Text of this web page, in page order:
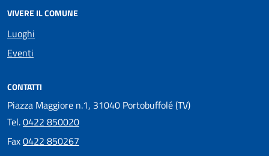
VIVERE IL COMUNE
Luoghi
Eventi
CONTATTI
Piazza Maggiore n.1, 31040 Portobuffolé (TV)
Tel.0422 850020
Fax0422 850267